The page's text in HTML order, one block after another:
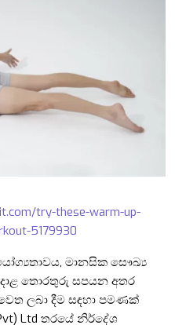
try-these-warm-up-
5179930
යෝග්‍යතාවය, මානසික සෞඛ්‍ය
තොරතුරු සපයන අතර
ලබා දීම සඳහා පමණක්
Ltd තරයේ නිර්දේශ